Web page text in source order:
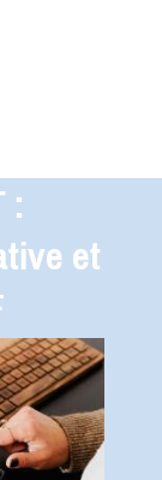
:
et